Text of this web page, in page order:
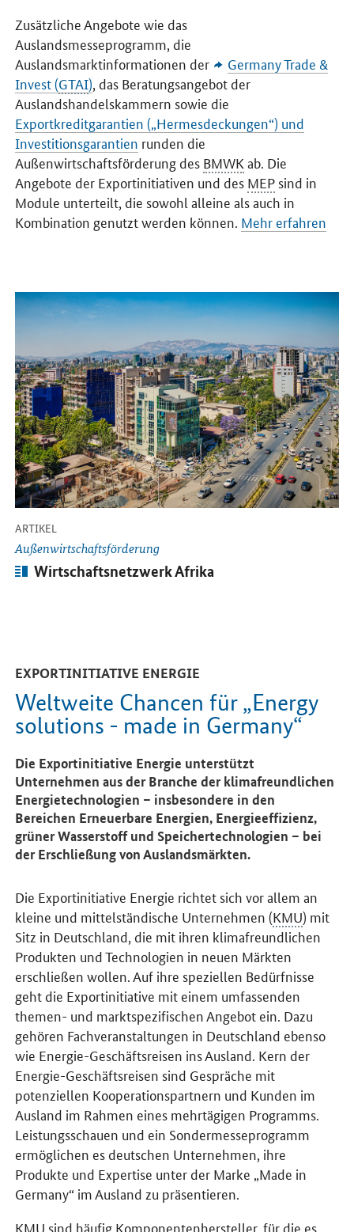
Zusätzliche Angebote wie das
Auslandsmesseprogramm, die
Auslandsmarktinformationen der
Germany Trade &
Invest (GTAI) , das Beratungsangebot der
Auslandshandelskammern sowie die
Exportkreditgarantien („Hermesdeckungen“) und
Investitionsgarantien runden die
Außenwirtschaftsförderung des BMWK ab. Die
Angebote der Exportinitiativen und des MEP sind in
Module unterteilt, die sowohl alleine als auch in
Kombination genutzt werden können. Mehr erfahren
ARTIKEL
Außenwirtschaftsförderung
Artikel:
Wirtschaftsnetzwerk Afrika
Öffnet Einzelsicht
EXPORTINITIATIVE ENERGIE
Weltweite Chancen für „Energy
solutions - made in Germany“
Die Exportinitiative Energie unterstützt
Unternehmen aus der Branche der klimafreundlichen
Energietechnologien – insbesondere in den
Bereichen Erneuerbare Energien, Energieeffizienz,
grüner Wasserstoff und Speichertechnologien – bei
der Erschließung von Auslandsmärkten.
Die Exportinitiative Energie richtet sich vor allem an
kleine und mittelständische Unternehmen (KMU) mit
Sitz in Deutschland, die mit ihren klimafreundlichen
Produkten und Technologien in neuen Märkten
erschließen wollen. Auf ihre speziellen Bedürfnisse
geht die Exportinitiative mit einem umfassenden
themen- und marktspezifischen Angebot ein. Dazu
gehören Fachveranstaltungen in Deutschland ebenso
wie Energie-Geschäftsreisen ins Ausland. Kern der
Energie-Geschäftsreisen sind Gespräche mit
potenziellen Kooperationspartnern und Kunden im
Ausland im Rahmen eines mehrtägigen Programms.
Leistungsschauen und ein Sondermesseprogramm
ermöglichen es deutschen Unternehmen, ihre
Produkte und Expertise unter der Marke „Made in
Germany“ im Ausland zu präsentieren.
KMU sind häufig Komponentenhersteller, für die es